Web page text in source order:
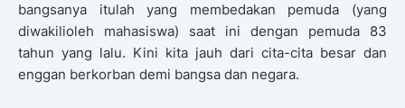
bangsanya itulah yang membedakan pemuda (yang
diwakilioleh mahasiswa) saat ini dengan pemuda 83
tahun yang lalu. Kini kita jauh dari cita-cita besar dan
enggan berkorban demi bangsa dan negara.